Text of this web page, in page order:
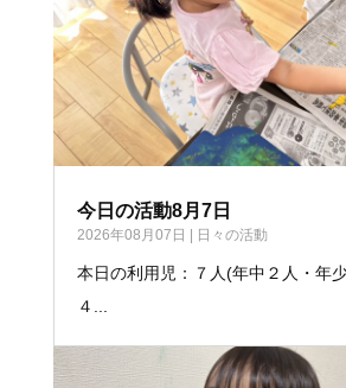
今日の活動8月7日
2026年08月07日 日々の活動
本日の利用児：７人(年中２人・年
４...